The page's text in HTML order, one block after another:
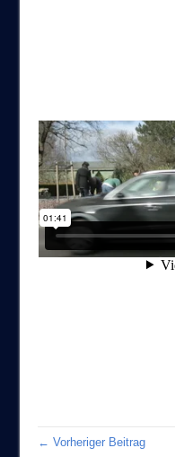
← Vorheriger Beitrag